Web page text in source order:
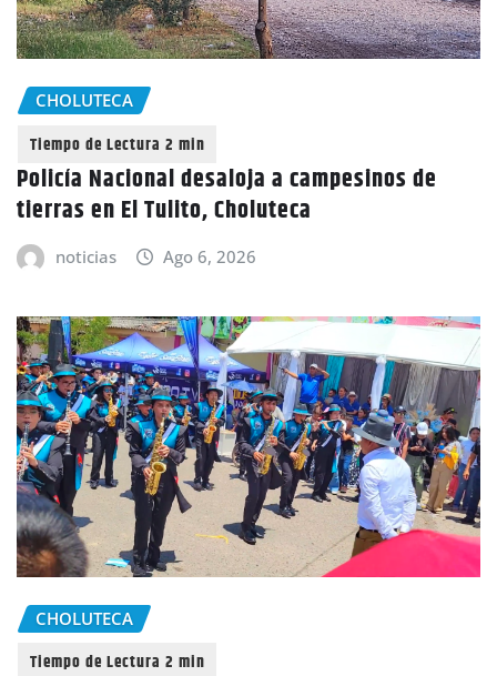
CHOLUTECA
Policía Nacional desaloja a campesinos de
tierras en El Tulito, Choluteca
noticias Ago 6, 2026
CHOLUTECA